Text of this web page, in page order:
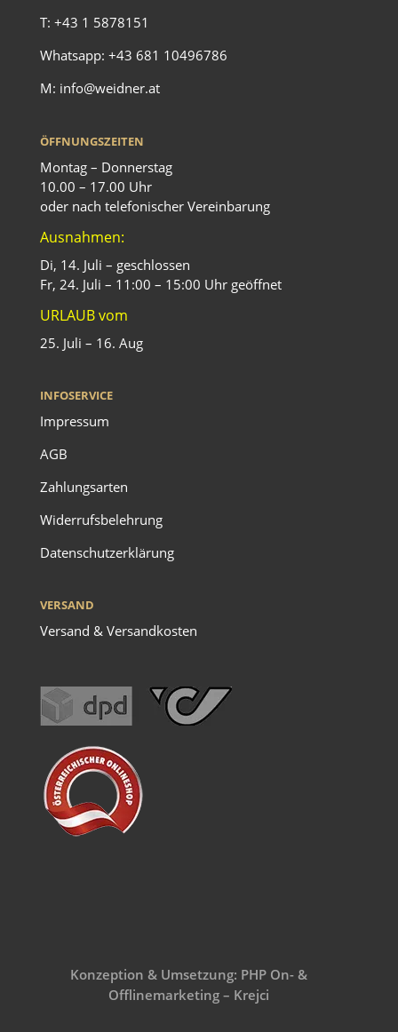
T: +43 1 5878151
Whatsapp: +43 681 10496786
M: info@weidner.at
ÖFFNUNGSZEITEN
Montag – Donnerstag
10.00 – 17.00 Uhr
oder nach telefonischer Vereinbarung
Ausnahmen:
Di, 14. Juli – geschlossen
Fr, 24. Juli – 11:00 – 15:00 Uhr geöffnet
URLAUB vom
25. Juli – 16. Aug
INFOSERVICE
Impressum
AGB
Zahlungsarten
Widerrufsbelehrung
Datenschutzerklärung
VERSAND
Versand & Versandkosten
Konzeption & Umsetzung: PHP On- &
Offlinemarketing – Krejci